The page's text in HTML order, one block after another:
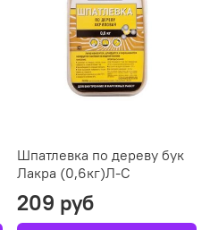
Шпатлевка по дереву бук
Лакра (0,6кг)Л-С
209 руб